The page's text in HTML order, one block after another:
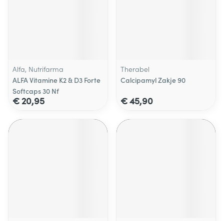
Alfa, Nutrifarma
ALFA Vitamine K2 & D3 Forte
Softcaps 30 Nf
€ 20,95
Therabel
Calcipamyl Zakje 90
€ 45,90